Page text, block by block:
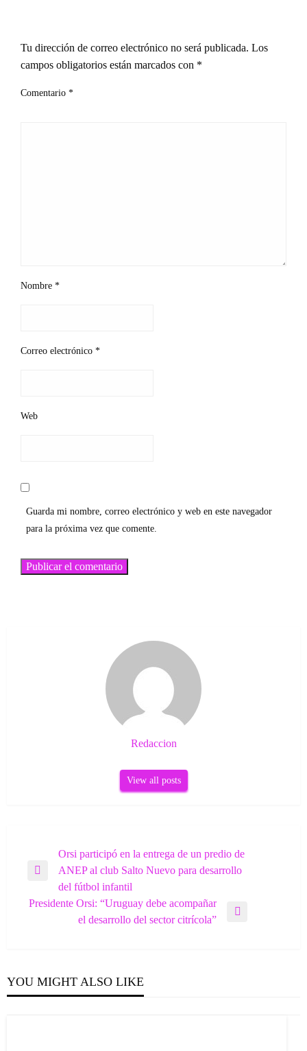
Tu dirección de correo electrónico no será publicada. Los
campos obligatorios están marcados con *
Comentario *
Nombre *
Correo electrónico *
Web
Guarda mi nombre, correo electrónico y web en este navegador
para la próxima vez que comente.
Redaccion
View all posts
Navegación
de
entradas
Previous
Orsi participó en la entrega de un predio de
ANEP al club Salto Nuevo para desarrollo
del fútbol infantil
Presidente Orsi: “Uruguay debe acompañar
el desarrollo del sector citrícola”
YOU MIGHT ALSO LIKE